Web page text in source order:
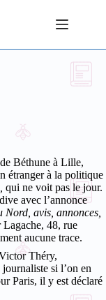
Béthune à Lille,
étranger à la politique
qui ne voit pas le jour.
avec l’annonce
Nord, avis, annonces,
48, rue
aucune trace.
Théry,
si l’on en
Paris, il y est déclaré